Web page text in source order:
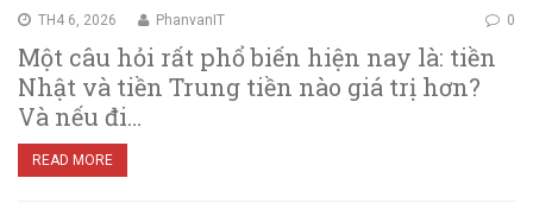
TH4 6, 2026 0
PhanvanIT
Một câu hỏi rất phổ biến hiện nay là: tiền
Nhật và tiền Trung tiền nào giá trị hơn?
Và nếu đi…
READ MORE